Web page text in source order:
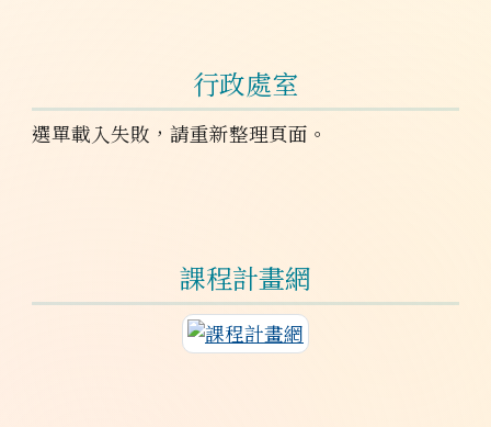
行政處室
選單載入失敗，請重新整理頁面。
課程計畫網
連至課程計畫網